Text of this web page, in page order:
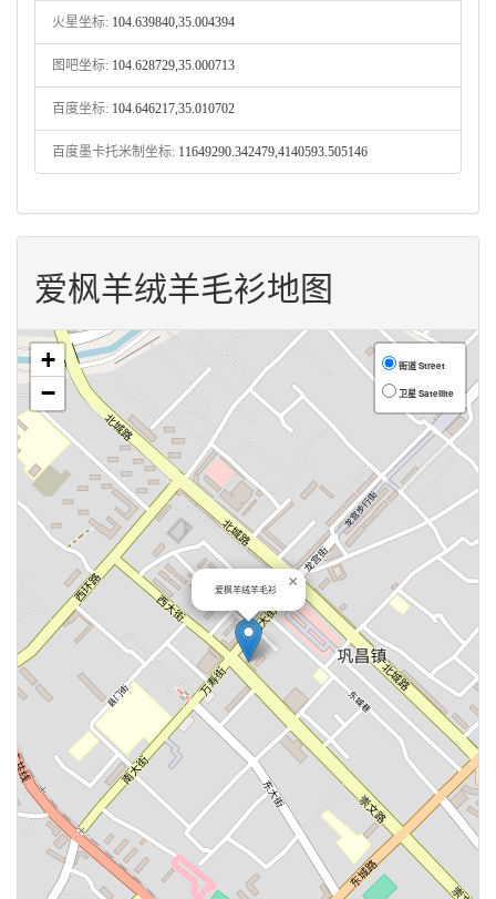
火星坐标: 104.639840,35.004394
图吧坐标: 104.628729,35.000713
百度坐标: 104.646217,35.010702
百度墨卡托米制坐标: 11649290.342479,4140593.505146
爱枫羊绒羊毛衫地图
爱枫羊绒羊毛衫 ×
+
−
街道 Street
卫星 Satellite